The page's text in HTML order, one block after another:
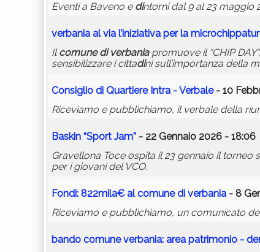
Eventi a Baveno e dintorni dal 9 al 23 maggio
verbania al via l’iniziativa per la
Ilcomune di verbaniapromuove il “CHIP
sensibilizzare i cittadini sull’importanza della
Consiglio di Quartiere Intra - Verbale- 10
Riceviamo e pubblichiamo, il verbale della
Baskin “Sport Jam” - 22 Gennaio 2026 - 18:06
Gravellona Toce ospita il 23 gennaio il torneo
per i giovani del VCO.
Fondi: 822mila€ alcomune di verbania - 8
Riceviamo e pubblichiamo, un comunicato
bando comune verbania: area patrimonio -